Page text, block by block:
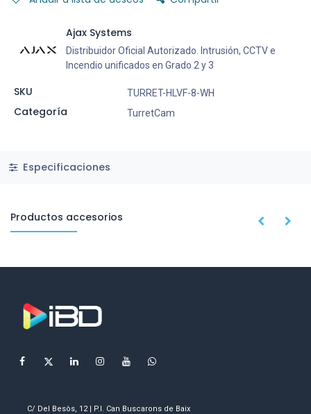
Ajax Systems
Distribuidor Oficial Autorizado. Intrusión, CCTV e
Incendio unificados en Grado 2 y 3
SKU TURRET-HLVF-8-WH
Categoría TurretCam
Especificaciones
Productos accesorios
C/ Del Besòs, 12 | P.I. Can Buscarons de Baix